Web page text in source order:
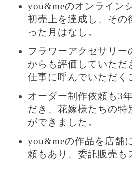
you&meのオンライン
初売上を達成し、その
った月はなし。
フラワーアクセサリー
からも評価していただ
仕事に呼んでいただく
オーダー制作依頼も3
だき、花嫁様たちの特
ができました。
you&meの作品を店舗
頼もあり、委託販売も